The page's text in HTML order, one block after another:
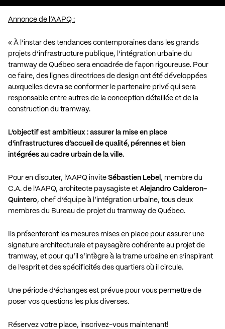
Annonce de l’AAPQ :
« À l’instar des tendances contemporaines dans les grands
projets d’infrastructure publique, l’intégration urbaine du
tramway de Québec sera encadrée de façon rigoureuse. Pour
ce faire, des lignes directrices de design ont été développées
auxquelles devra se conformer le partenaire privé qui sera
responsable entre autres de la conception détaillée et de la
construction du tramway.
L’objectif est ambitieux : assurer la mise en place
d’infrastructures d’accueil de qualité, pérennes et bien
intégrées au cadre urbain de la ville.
Pour en discuter, l’AAPQ invite Sébastien Lebel , membre du
C.A. de l’AAPQ, architecte paysagiste et Alejandro Calderon-
Quintero, chef d’équipe à l’intégration urbaine, tous deux
membres du Bureau de projet du tramway de Québec.
Ils présenteront les mesures mises en place pour assurer une
signature architecturale et paysagère cohérente au projet de
tramway, et pour qu’il s’intègre à la trame urbaine en s’inspirant
de l’esprit et des spécificités des quartiers où il circule.
Une période d’échanges est prévue pour vous permettre de
poser vos questions les plus diverses.
Réservez votre place, inscrivez-vous maintenant!